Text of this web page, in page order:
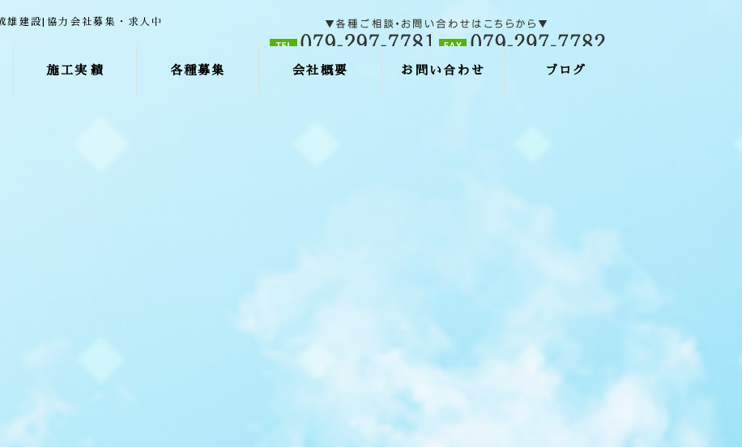
施工実績 各種募集 会社概要 お問い合わせ ブログ